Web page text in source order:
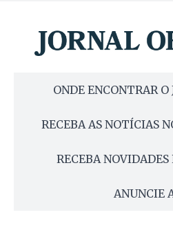
ONDE ENCONTRAR O
RECEBA AS NOTÍCIAS
RECEBA
ANUNCIE